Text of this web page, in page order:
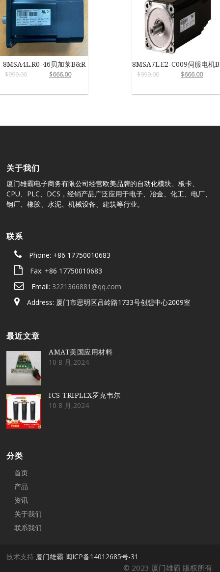
8MSA4L.R0-46贝加莱B&R
$999.00 $666.00
8MSA7L.E2-C009伺服电机
$999.00 $666.00
关于我们
厦门雄霸电子商务有限公司经营欧美品牌的自动化模块、板卡、
CPU、PLC、DCS，经销产品广泛应用于电子、冶金、化工、电厂、
钢厂、橡胶、水泥、机械设备、建筑等行业。
联系
Phone: +86 17750010683
Fax: +86 17750010683
Email: 3221366881@qq.com
Address: 厦门市思明区吕岭路1733号创想中心2009室
最近文章
AMAT美国应用材料
10 8 月,2024
ICS TRIPLEX罗克韦尔
10 8 月,2024
分类
首页
产品
资讯
关于我们
联系我们
技术支持 厦门雄霸 闽ICP备14012685号-31
© 2023 厦门雄霸 版权所有.